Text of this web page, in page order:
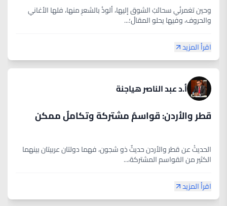
وحين تغمرنُي سحائبُ الشوق إليها، ألوذُ بالشعرِ منها، فلها الأغاني
والحروف، وفيها يحلو المقالُ؛...
اقرأ المزيد
أ.د عبد الناصر هياجنة
قطر والأردن: قواسمٌ مشتركة وتكاملٌ ممكن
الحديثُ عن قطر والأردن حديثٌ ذو شجون، فهما دولتان عربيتان بينهما
الكثير من القواسم المشتركة،...
اقرأ المزيد